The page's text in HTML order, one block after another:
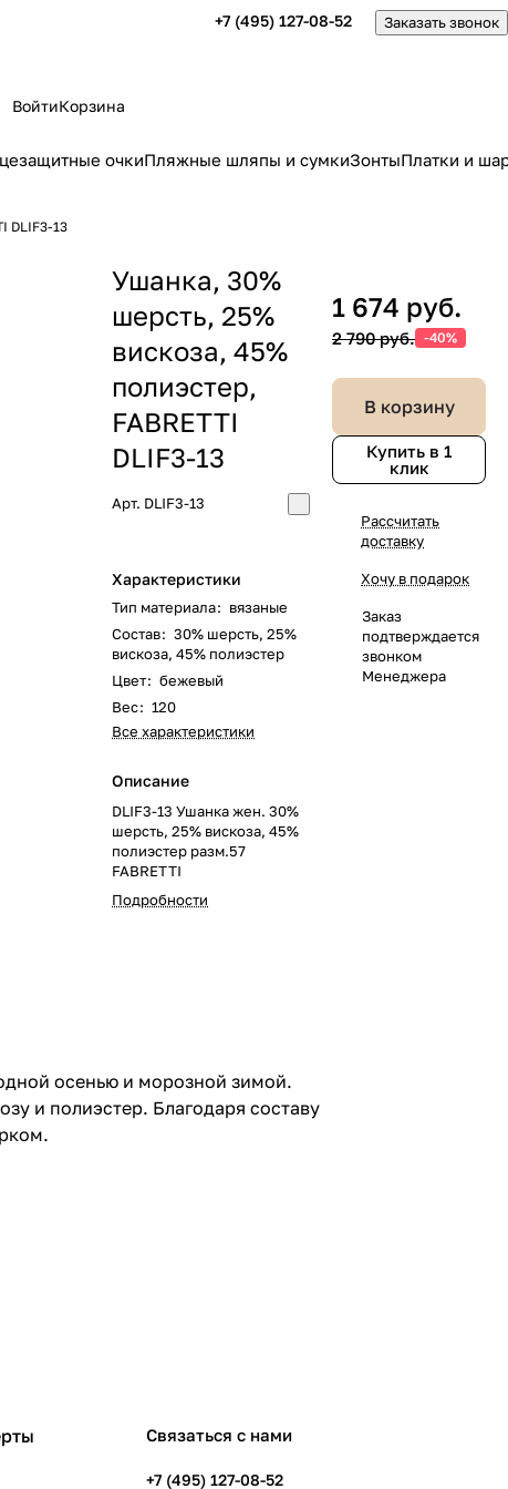
+7 (495) 127-08-52 Заказать звонок
ВойтиКорзина
очкиПляжные шляпы и сумкиЗонтыПлатки и
DLIF3-13
Ушанка, 30%
шерсть, 25%
вискоза, 45%
полиэстер,
FABRETTI
DLIF3-13
Арт. DLIF3-13
Характеристики
Тип материала: вязаные
Состав: 30% шерсть, 25%
вискоза, 45% полиэстер
Цвет: бежевый
Вес: 120
Все характеристики
Описание
DLIF3-13 Ушанка жен. 30%
шерсть, 25% вискоза, 45%
полиэстер разм.57
FABRETTI
Подробности
1 674 руб.
2 790 руб. -40%
В корзину
Купить в 1
клик
Рассчитать
доставку
Хочу в подарок
Заказ
подтверждается
звонком
Менеджера
осенью и морозной зимой.
и полиэстер. Благодаря составу
Связаться с нами
+7 (495) 127-08-52